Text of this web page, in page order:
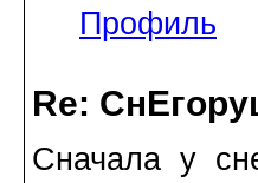
Профиль
Re:
Сначала у